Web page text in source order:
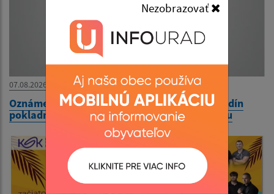
07.08.2026
Oznámenie o dočasnej úprave stránkových hodín
pokladne Mestského úradu v Čiernej nad Tisou
Nezobrazovať